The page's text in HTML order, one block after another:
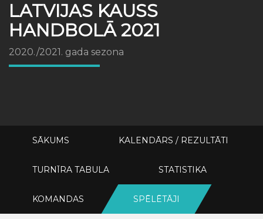
LATVIJAS KAUSS
HANDBOLĀ 2021
2020./2021. gada sezona
SĀKUMS KALENDĀRS / REZULTĀTI
TURNĪRA TABULA STATISTIKA
KOMANDAS SPĒLĒTĀJI